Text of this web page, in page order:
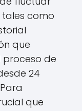
como
que
proceso de
24
que